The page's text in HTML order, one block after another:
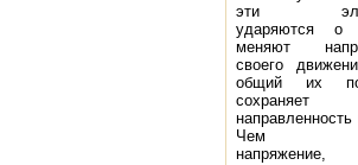
эти
ударяются
меняют
своего
общий их
сохраняет
направленность
Чем
напряжение,